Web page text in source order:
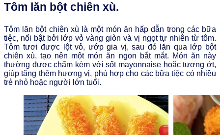
Tôm lăn bột chiên xù.
Tôm lăn bột chiên xù là một món ăn hấp dẫn trong các bữa
tiệc, nổi bật bởi lớp vỏ vàng giòn và vị ngọt tự nhiên từ tôm.
Tôm tươi được lột vỏ, ướp gia vị, sau đó lăn qua lớp bột
chiên xù, tạo nên một món ăn ngon bắt mắt. Món ăn này
thường được chấm kèm với sốt mayonnaise hoặc tương ớt,
giúp tăng thêm hương vị, phù hợp cho các bữa tiệc có nhiều
trẻ nhỏ hoặc người lớn tuổi.